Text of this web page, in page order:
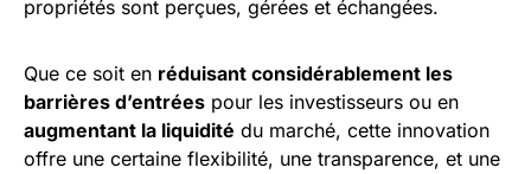
propriétés sont perçues, gérées et échangées.
Que ce soit en réduisant considérablement les
barrières d’entrées pour les investisseurs ou en
augmentant la liquidité du marché, cette innovation
offre une certaine flexibilité, une transparence, et une